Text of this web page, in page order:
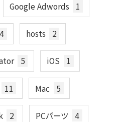
Google Adwords 1
4 hosts 2
5 iOS 1
11 Mac 5
2 PCパーツ 4